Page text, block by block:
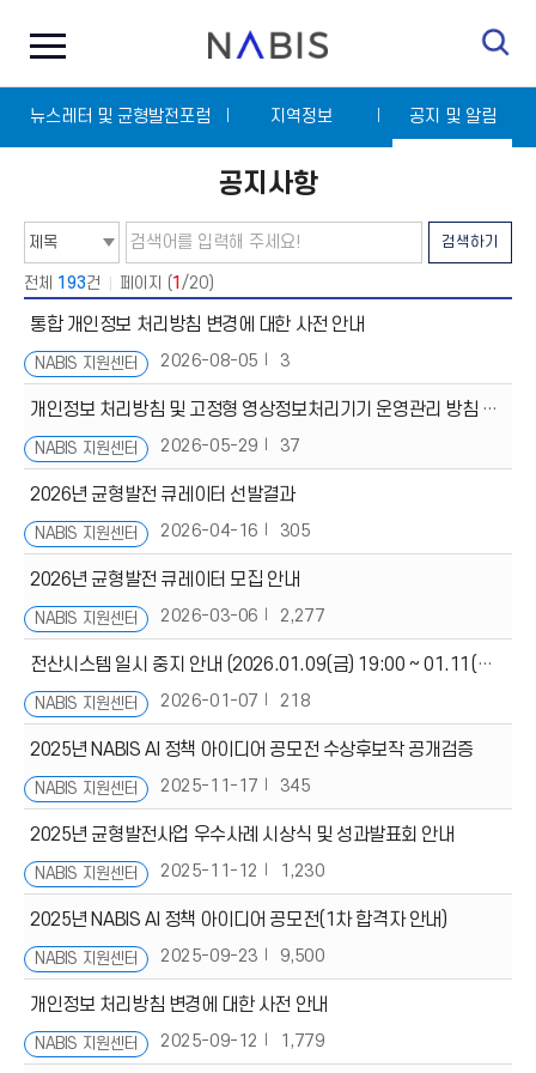
N
A
I
S
전
체
뉴
기
뉴스레터 및 균형발전포럼 지역정보 공지 및 알림
공지사항
검
색
타
입
선
택
검
색
어
입
력
검색하기
전체 193건 페이지 (1 /20)
통합 개인정보 처리방침 변경에 대한 사전 안내
NABIS 지원센터 2026-08-05 3
개인정보 처리방침 및 고정형 영상정보처리기기 운영관리 방침 변경에 대한 사전 안내
NABIS 지원센터 2026-05-29 37
2026년 균형발전 큐레이터 선발결과
NABIS 지원센터 2026-04-16 305
2026년 균형발전 큐레이터 모집 안내
NABIS 지원센터 2026-03-06 2,277
전산시스템 일시 중지 안내 (2026.01.09(금) 19:00 ~ 01.11(일) 20:00)
NABIS 지원센터 2026-01-07 218
2025년 NABIS AI 정책 아이디어 공모전 수상후보작 공개검증
NABIS 지원센터 2025-11-17 345
2025년 균형발전사업 우수사례 시상식 및 성과발표회 안내
NABIS 지원센터 2025-11-12 1,230
2025년 NABIS AI 정책 아이디어 공모전(1차 합격자 안내)
NABIS 지원센터 2025-09-23 9,500
개인정보 처리방침 변경에 대한 사전 안내
NABIS 지원센터 2025-09-12 1,779